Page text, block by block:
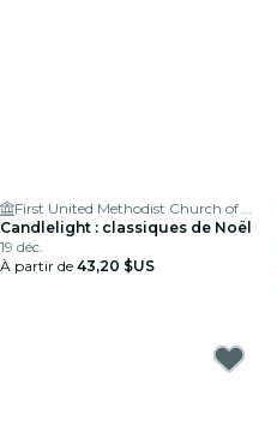
First United Methodist Church of Costa Mesa
Candlelight : classiques de Noël
19 déc.
À partir de 43,20 $US